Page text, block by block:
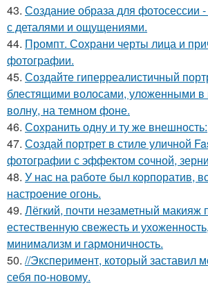
43. Создание образа для фотосессии -
с деталями и ощущениями.
44. Промпт. Сохрани черты лица и
фотографии.
45. Создайте гиперреалистичный
блестящими волосами, уложенными в
волну, на темном фоне.
46. Сохранить одну и ту же внешность:
47. Создай портрет в стиле уличной
фотографии с эффектом сочной,
48. У нас на работе был корпоратив,
настроение огонь.
49. Лёгкий, почти незаметный макияж
естественную свежесть и
минимализм и гармоничность.
50. //Эксперимент, который заставил
себя по-новому.